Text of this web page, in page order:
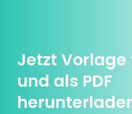
Jetzt Vorlage
und als PDF